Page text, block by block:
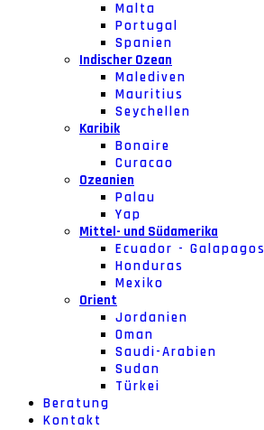
Malta
Portugal
Spanien
Indischer Ozean
Malediven
Mauritius
Seychellen
Karibik
Bonaire
Curacao
Ozeanien
Palau
Yap
Mittel- und Südamerika
Ecuador - Galapagos
Honduras
Mexiko
Orient
Jordanien
Oman
Saudi-Arabien
Sudan
Türkei
Beratung
Kontakt